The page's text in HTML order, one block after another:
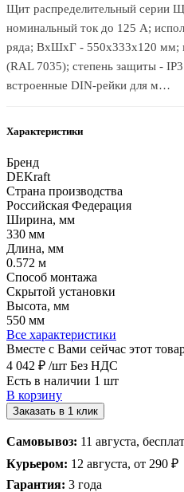
Щит распределительный серии
номинальный ток до 125 А;
ряда; ВхШхГ - 550х333х120 мм;
(RAL 7035); степень защиты -
встроенные DIN-рейки для м…
Характеристики
Бренд
DEKraft
Страна производства
Российская Федерация
Ширина, мм
330 мм
Длина, мм
0.572 м
Способ монтажа
Скрытой установки
Высота, мм
550 мм
Все характеристики
Вместе с Вами сейчас этот
4 042 ₽ /шт Без НДС
Есть в наличии 1 шт
В корзину
Заказать в 1 клик
Самовывоз: 11 августа,
Курьером: 12 августа, от 290 ₽
Гарантия: 3 года